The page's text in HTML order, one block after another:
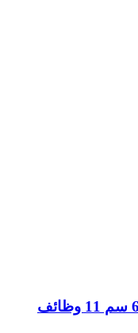
البا فرن كهربائي بلت ان ايطالي​ 60 سم 11 وظائف